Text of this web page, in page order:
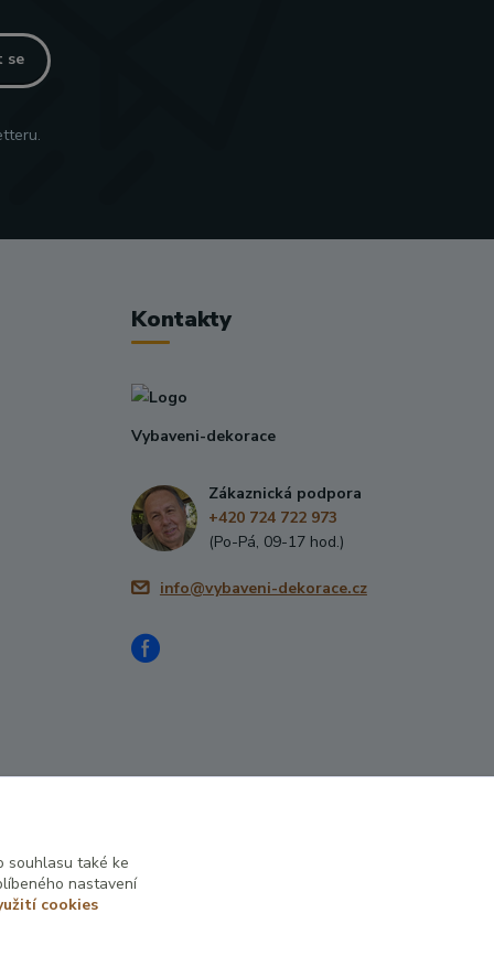
se
Kontakty
Vybaveni-dekorace
Zákaznická podpora
+420 724 722 973
(Po-Pá, 09-17 hod.)
info@vybaveni-dekorace.cz
souhlasu také ke
nastavení
cookies